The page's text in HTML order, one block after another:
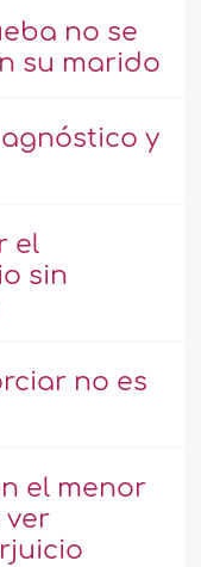
no se
su marido
y
el
sin
no es
el menor
ver